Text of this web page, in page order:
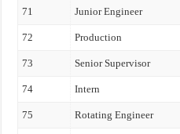
71 Junior Engineer
72 Production
73 Senior Supervisor
74 Intern
75 Rotating Engineer